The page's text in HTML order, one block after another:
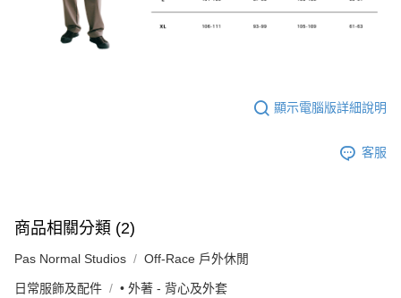
顯示電腦版詳細說明
客服
商品相關分類 (2)
Pas Normal Studios Off-Race 戶外休閒
日常服飾及配件 • 外著 - 背心及外套